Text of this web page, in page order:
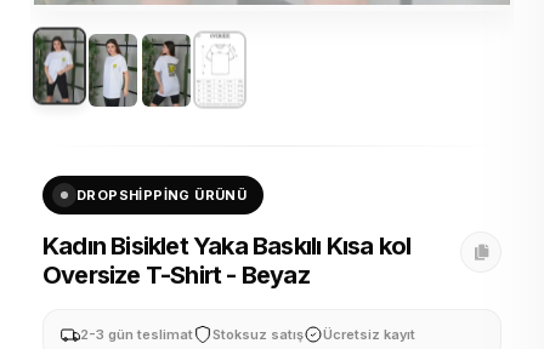
DROPSHIPPING ÜRÜNÜ
Kadın Bisiklet Yaka Baskılı Kısa kol
Oversize T-Shirt - Beyaz
2-3 gün teslimat Stoksuz satış Ücretsiz kayıt